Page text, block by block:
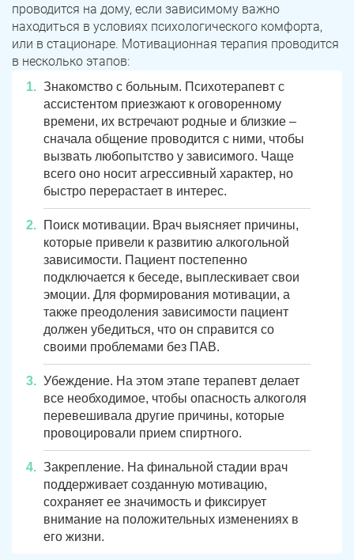
проводится на дому, если зависимому важно
находиться в условиях психологического комфорта,
или в стационаре. Мотивационная терапия проводится
в несколько этапов:
Знакомство с больным. Психотерапевт с
ассистентом приезжают к оговоренному
времени, их встречают родные и близкие –
сначала общение проводится с ними, чтобы
вызвать любопытство у зависимого. Чаще
всего оно носит агрессивный характер, но
быстро перерастает в интерес.
Поиск мотивации. Врач выясняет причины,
которые привели к развитию алкогольной
зависимости. Пациент постепенно
подключается к беседе, выплескивает свои
эмоции. Для формирования мотивации, а
также преодоления зависимости пациент
должен убедиться, что он справится со
своими проблемами без ПАВ.
Убеждение. На этом этапе терапевт делает
все необходимое, чтобы опасность алкоголя
перевешивала другие причины, которые
провоцировали прием спиртного.
Закрепление. На финальной стадии врач
поддерживает созданную мотивацию,
сохраняет ее значимость и фиксирует
внимание на положительных изменениях в
его жизни.